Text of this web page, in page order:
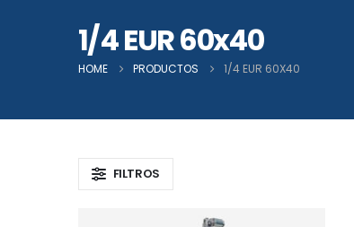
1/4 EUR 60x40
HOME PRODUCTOS 1/4 EUR 60X40
FILTROS